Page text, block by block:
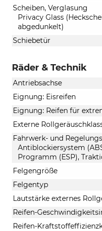
Scheiben, Verglasung
Privacy Glass
abgedunkelt)
Schiebetür
Räder & Technik
Antriebsachse
Eignung: Eisreifen
Eignung: Reifen für
Externe
Fahrwerk- und
Antiblockiersystem
Programm (ESP),
Felgengröße
Felgentyp
Lautstärke externes
Reifen-
Reifen-